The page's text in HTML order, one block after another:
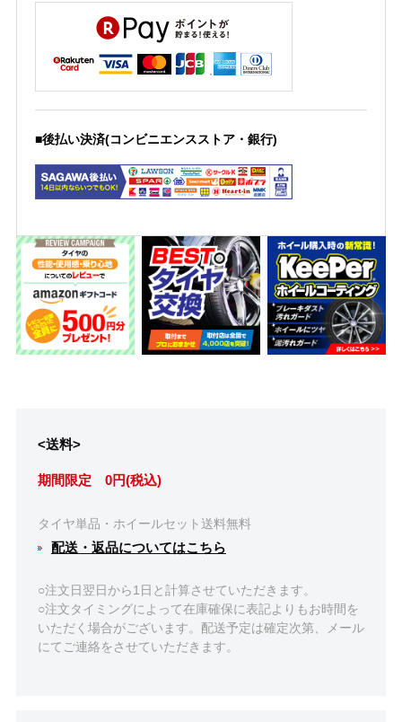
■後払い決済(コンビニエンスストア・銀行)
<送料>
期間限定 0円(税込)
タイヤ単品・ホイールセット送料無料
配送・返品についてはこちら
○注文日翌日から1日と計算させていただきます。
○注文タイミングによって在庫確保に表記よりもお時間を
いただく場合がございます。配送予定は確定次第、メール
にてご連絡をさせていただきます。